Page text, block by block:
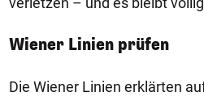
Wiener Linien prüfen
Die Wiener Linien erklärten